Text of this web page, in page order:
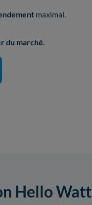
maximal.
du marché.
Hello Watt